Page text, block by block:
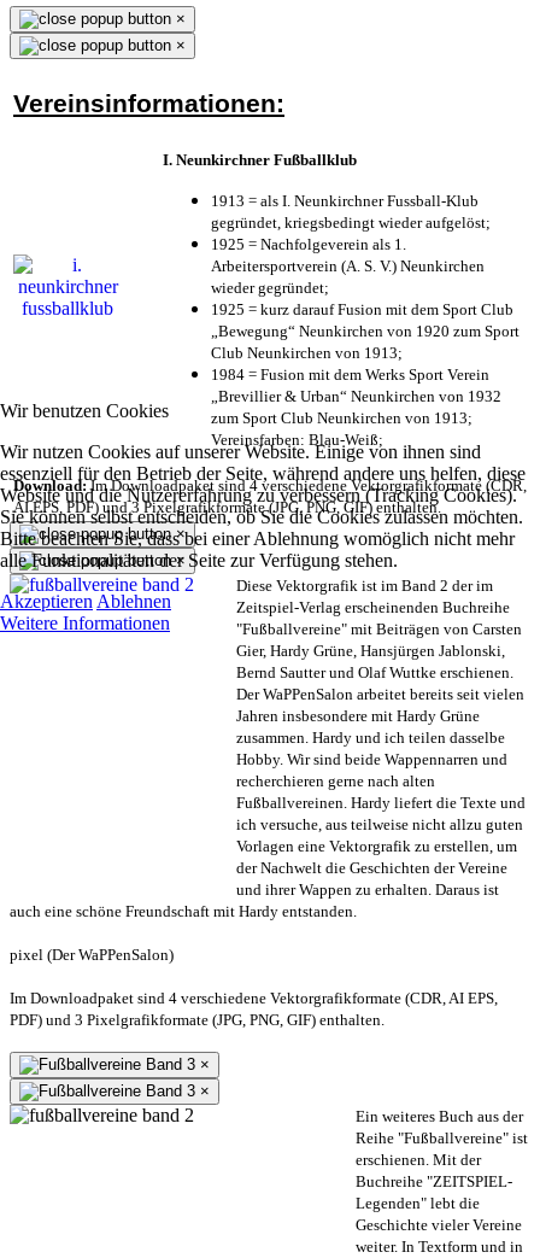
Wir benutzen Cookies
Wir nutzen Cookies auf unserer Website. Einige von ihnen sind
essenziell für den Betrieb der Seite, während andere uns helfen, diese
Website und die Nutzererfahrung zu verbessern (Tracking Cookies).
Sie können selbst entscheiden, ob Sie die Cookies zulassen möchten.
Bitte beachten Sie, dass bei einer Ablehnung womöglich nicht mehr
alle Funktionalitäten der Seite zur Verfügung stehen.
Akzeptieren Ablehnen
Weitere Informationen
×
×
Vereinsinformationen:
I. Neunkirchner Fußballklub
1913 = als I. Neunkirchner Fussball-Klub
gegründet, kriegsbedingt wieder aufgelöst;
1925 = Nachfolgeverein als 1.
Arbeitersportverein (A. S. V.) Neunkirchen
wieder gegründet;
1925 = kurz darauf Fusion mit dem Sport Club
„Bewegung“ Neunkirchen von 1920 zum Sport
Club Neunkirchen von 1913;
1984 = Fusion mit dem Werks Sport Verein
„Brevillier & Urban“ Neunkirchen von 1932
zum Sport Club Neunkirchen von 1913;
Vereinsfarben: Blau-Weiß;
Download:Im Downloadpaket sind 4 verschiedene Vektorgrafikformate (CDR,
AI EPS, PDF) und 3 Pixelgrafikformate (JPG, PNG, GIF) enthalten.
×
×
Diese Vektorgrafik ist im Band 2 der im
Zeitspiel-Verlag erscheinenden Buchreihe
"Fußballvereine" mit Beiträgen von Carsten
Gier, Hardy Grüne, Hansjürgen Jablonski,
Bernd Sautter und Olaf Wuttke erschienen.
Der WaPPenSalon arbeitet bereits seit vielen
Jahren insbesondere mit Hardy Grüne
zusammen. Hardy und ich teilen dasselbe
Hobby. Wir sind beide Wappennarren und
recherchieren gerne nach alten
Fußballvereinen. Hardy liefert die Texte und
ich versuche, aus teilweise nicht allzu guten
Vorlagen eine Vektorgrafik zu erstellen, um
der Nachwelt die Geschichten der Vereine
und ihrer Wappen zu erhalten. Daraus ist
auch eine schöne Freundschaft mit Hardy entstanden.
pixel (Der WaPPenSalon)
Im Downloadpaket sind 4 verschiedene Vektorgrafikformate (CDR, AI EPS,
PDF) und 3 Pixelgrafikformate (JPG, PNG, GIF) enthalten.
×
×
Ein weiteres Buch aus der
Reihe "Fußballvereine" ist
erschienen. Mit der
Buchreihe "ZEITSPIEL-
Legenden" lebt die
Geschichte vieler Vereine
weiter. In Textform und in